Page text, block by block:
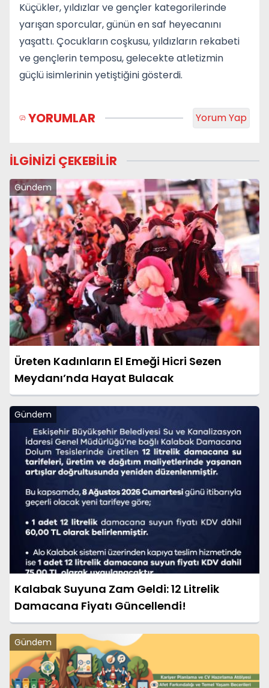
Küçükler, yıldızlar ve gençler kategorilerinde
yarışan sporcular, günün en saf heyecanını
yaşattı. Çocukların coşkusu, yıldızların rekabeti
ve gençlerin temposu, gelecekte atletizmin
güçlü isimlerinin yetiştiğini gösterdi.
YORUMLAR Yorum Yap
İLGİNİZİ ÇEKEBİLİR
Gündem
Üreten Kadınların El Emeği Hicri Sezen
Meydanı’nda Hayat Bulacak
Gündem
Kalabak Suyuna Zam Geldi: 12 Litrelik
Damacana Fiyatı Güncellendi!
Gündem